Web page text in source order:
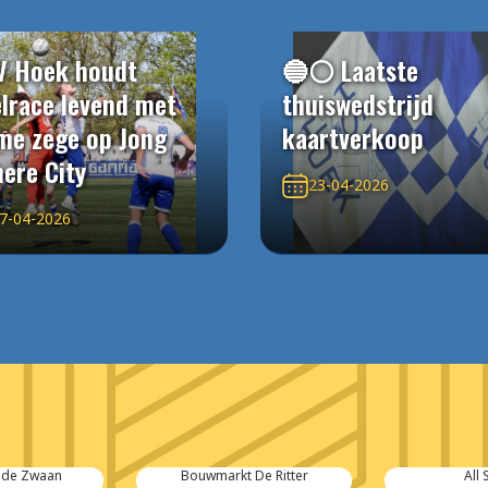
Hoek houdt
levend met
zege op Jong
City
04-2026
🔵⚪️ Laatste
thuiswedstrijd
kaartverkoop
23-04-2026
Zwaan Bouwmarkt De Ritter All